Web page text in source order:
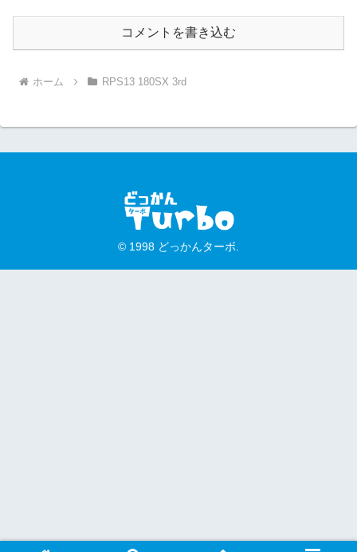
コメントを書き込む
ホーム RPS13 180SX 3rd
© 1998 どっかんターボ.